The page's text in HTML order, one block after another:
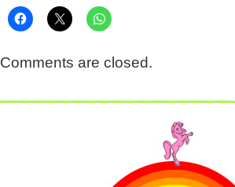
Comments are closed.